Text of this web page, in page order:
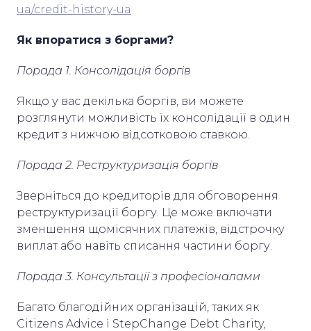
ua/credit-history-ua
Як впоратися з боргами?
Порада 1. Консолідація боргів
Якщо у вас декілька боргів, ви можете
розглянути можливість їх консолідації в один
кредит з нижчою відсотковою ставкою.
Порада 2. Реструктуризація боргів
Зверніться до кредиторів для обговорення
реструктуризації боргу. Це може включати
зменшення щомісячних платежів, відстрочку
виплат або навіть списання частини боргу.
Порада 3. Консультації з професіоналами
Багато благодійних організацій, таких як
Citizens Advice і StepChange Debt Charity,